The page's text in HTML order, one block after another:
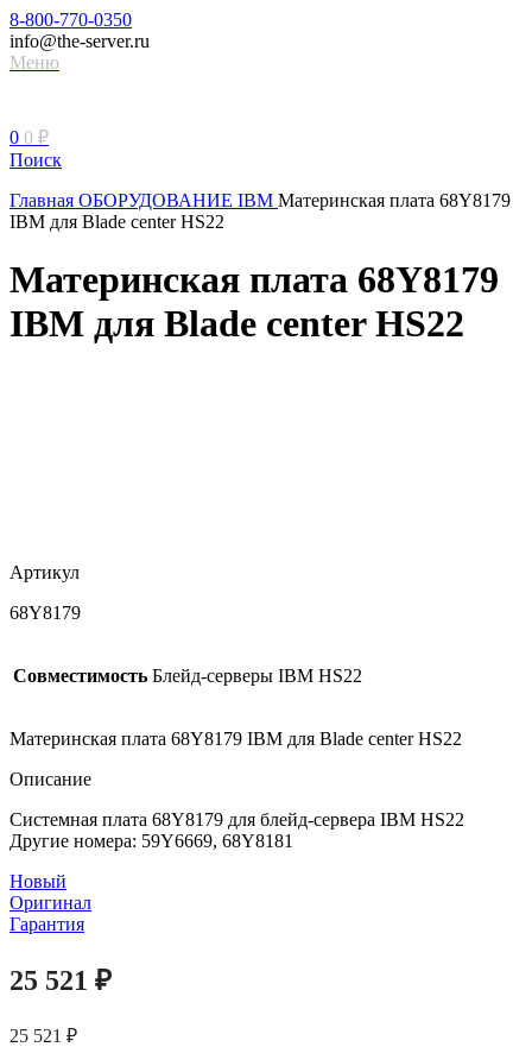
8-800-770-0350
info@the-server.ru
Меню
0 0 ₽
Поиск
Главная ОБОРУДОВАНИЕ IBM Материнская плата 68Y8179
IBM для Blade center HS22
Материнская плата 68Y8179
IBM для Blade center HS22
Артикул
68Y8179
Совместимость Блейд-серверы IBM HS22
Материнская плата 68Y8179 IBM для Blade center HS22
Описание
Системная плата 68Y8179 для блейд-сервера IBM HS22
Другие номера: 59Y6669, 68Y8181
Новый
Оригинал
Гарантия
25 521 ₽
25 521 ₽